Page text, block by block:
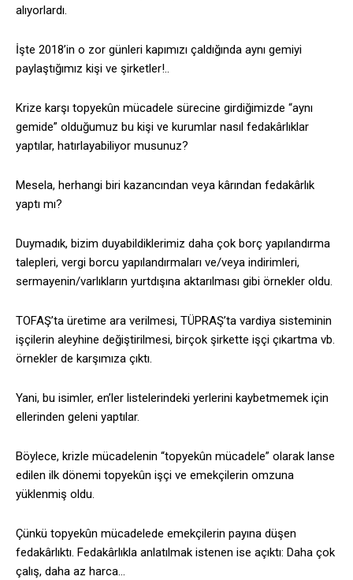
alıyorlardı.
İşte 2018’in o zor günleri kapımızı çaldığında aynı gemiyi
paylaştığımız kişi ve şirketler!..
Krize karşı topyekûn mücadele sürecine girdiğimizde “aynı
gemide” olduğumuz bu kişi ve kurumlar nasıl fedakârlıklar
yaptılar, hatırlayabiliyor musunuz?
Mesela, herhangi biri kazancından veya kârından fedakârlık
yaptı mı?
Duymadık, bizim duyabildiklerimiz daha çok borç yapılandırma
talepleri, vergi borcu yapılandırmaları ve/veya indirimleri,
sermayenin/varlıkların yurtdışına aktarılması gibi örnekler oldu.
TOFAŞ’ta üretime ara verilmesi, TÜPRAŞ’ta vardiya sisteminin
işçilerin aleyhine değiştirilmesi, birçok şirkette işçi çıkartma vb.
örnekler de karşımıza çıktı.
Yani, bu isimler, en’ler listelerindeki yerlerini kaybetmemek için
ellerinden geleni yaptılar.
Böylece, krizle mücadelenin “topyekûn mücadele” olarak lanse
edilen ilk dönemi topyekûn işçi ve emekçilerin omzuna
yüklenmiş oldu.
Çünkü topyekûn mücadelede emekçilerin payına düşen
fedakârlıktı. Fedakârlıkla anlatılmak istenen ise açıktı: Daha çok
çalış, daha az harca…